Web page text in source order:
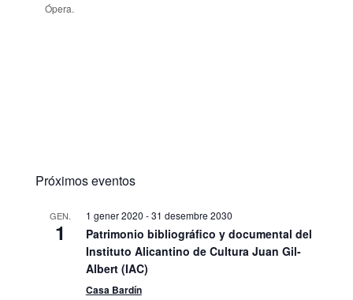
Ópera.
Próximos eventos
GEN.
1
1 gener 2020 -31 desembre 2030
Patrimonio bibliográfico y documental del
Instituto Alicantino de Cultura Juan Gil-
Albert (IAC)
Casa Bardín